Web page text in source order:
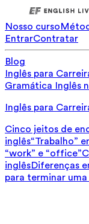
Nosso curso
EntrarContratar
Blog
Inglês para
Gramática Inglês
Inglês para
Cinco jeitos de
inglês“Trabalho”
“work” e “office”
inglêsDiferenças
para terminar